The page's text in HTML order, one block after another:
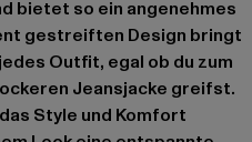
bietet so ein angenehmes
gestreiften Design bringt
Outfit, egal ob du zum
Jeansjacke greifst.
Style und Komfort